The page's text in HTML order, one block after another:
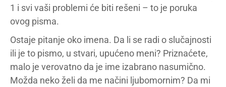
1 i svi vaši problemi će biti rešeni – to je poruka
ovog pisma.
Ostaje pitanje oko imena. Da li se radi o slučajnosti
ili je to pismo, u stvari, upućeno meni? Priznaćete,
malo je verovatno da je ime izabrano nasumično.
Možda neko želi da me načini ljubomornim? Da mi